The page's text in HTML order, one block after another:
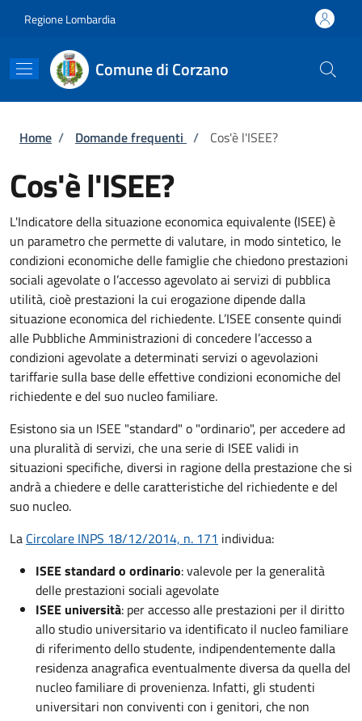
Regione Lombardia
Comune di Corzano
Briciole di pane
Home / Domande frequenti / Cos'è l'ISEE?
Cos'è l'ISEE?
L'Indicatore della situazione economica equivalente (ISEE) è
un parametro che permette di valutare, in modo sintetico, le
condizioni economiche delle famiglie che chiedono prestazioni
sociali agevolate o l’accesso agevolato ai servizi di pubblica
utilità, cioè prestazioni la cui erogazione dipende dalla
situazione economica del richiedente. L’ISEE consente quindi
alle Pubbliche Amministrazioni di concedere l’accesso a
condizioni agevolate a determinati servizi o agevolazioni
tariffarie sulla base delle effettive condizioni economiche del
richiedente e del suo nucleo familiare.
Esistono sia un ISEE "standard" o "ordinario", per accedere ad
una pluralità di servizi, che una serie di ISEE validi in
situazioni specifiche, diversi in ragione della prestazione che si
andrà a chiedere e delle caratteristiche del richiedente e del
suo nucleo.
La Circolare INPS 18/12/2014, n. 171 individua:
ISEE standard o ordinario: valevole per la generalità
delle prestazioni sociali agevolate
ISEE università: per accesso alle prestazioni per il diritto
allo studio universitario va identificato il nucleo familiare
di riferimento dello studente, indipendentemente dalla
residenza anagrafica eventualmente diversa da quella del
nucleo familiare di provenienza. Infatti, gli studenti
universitari non conviventi con i genitori, che non